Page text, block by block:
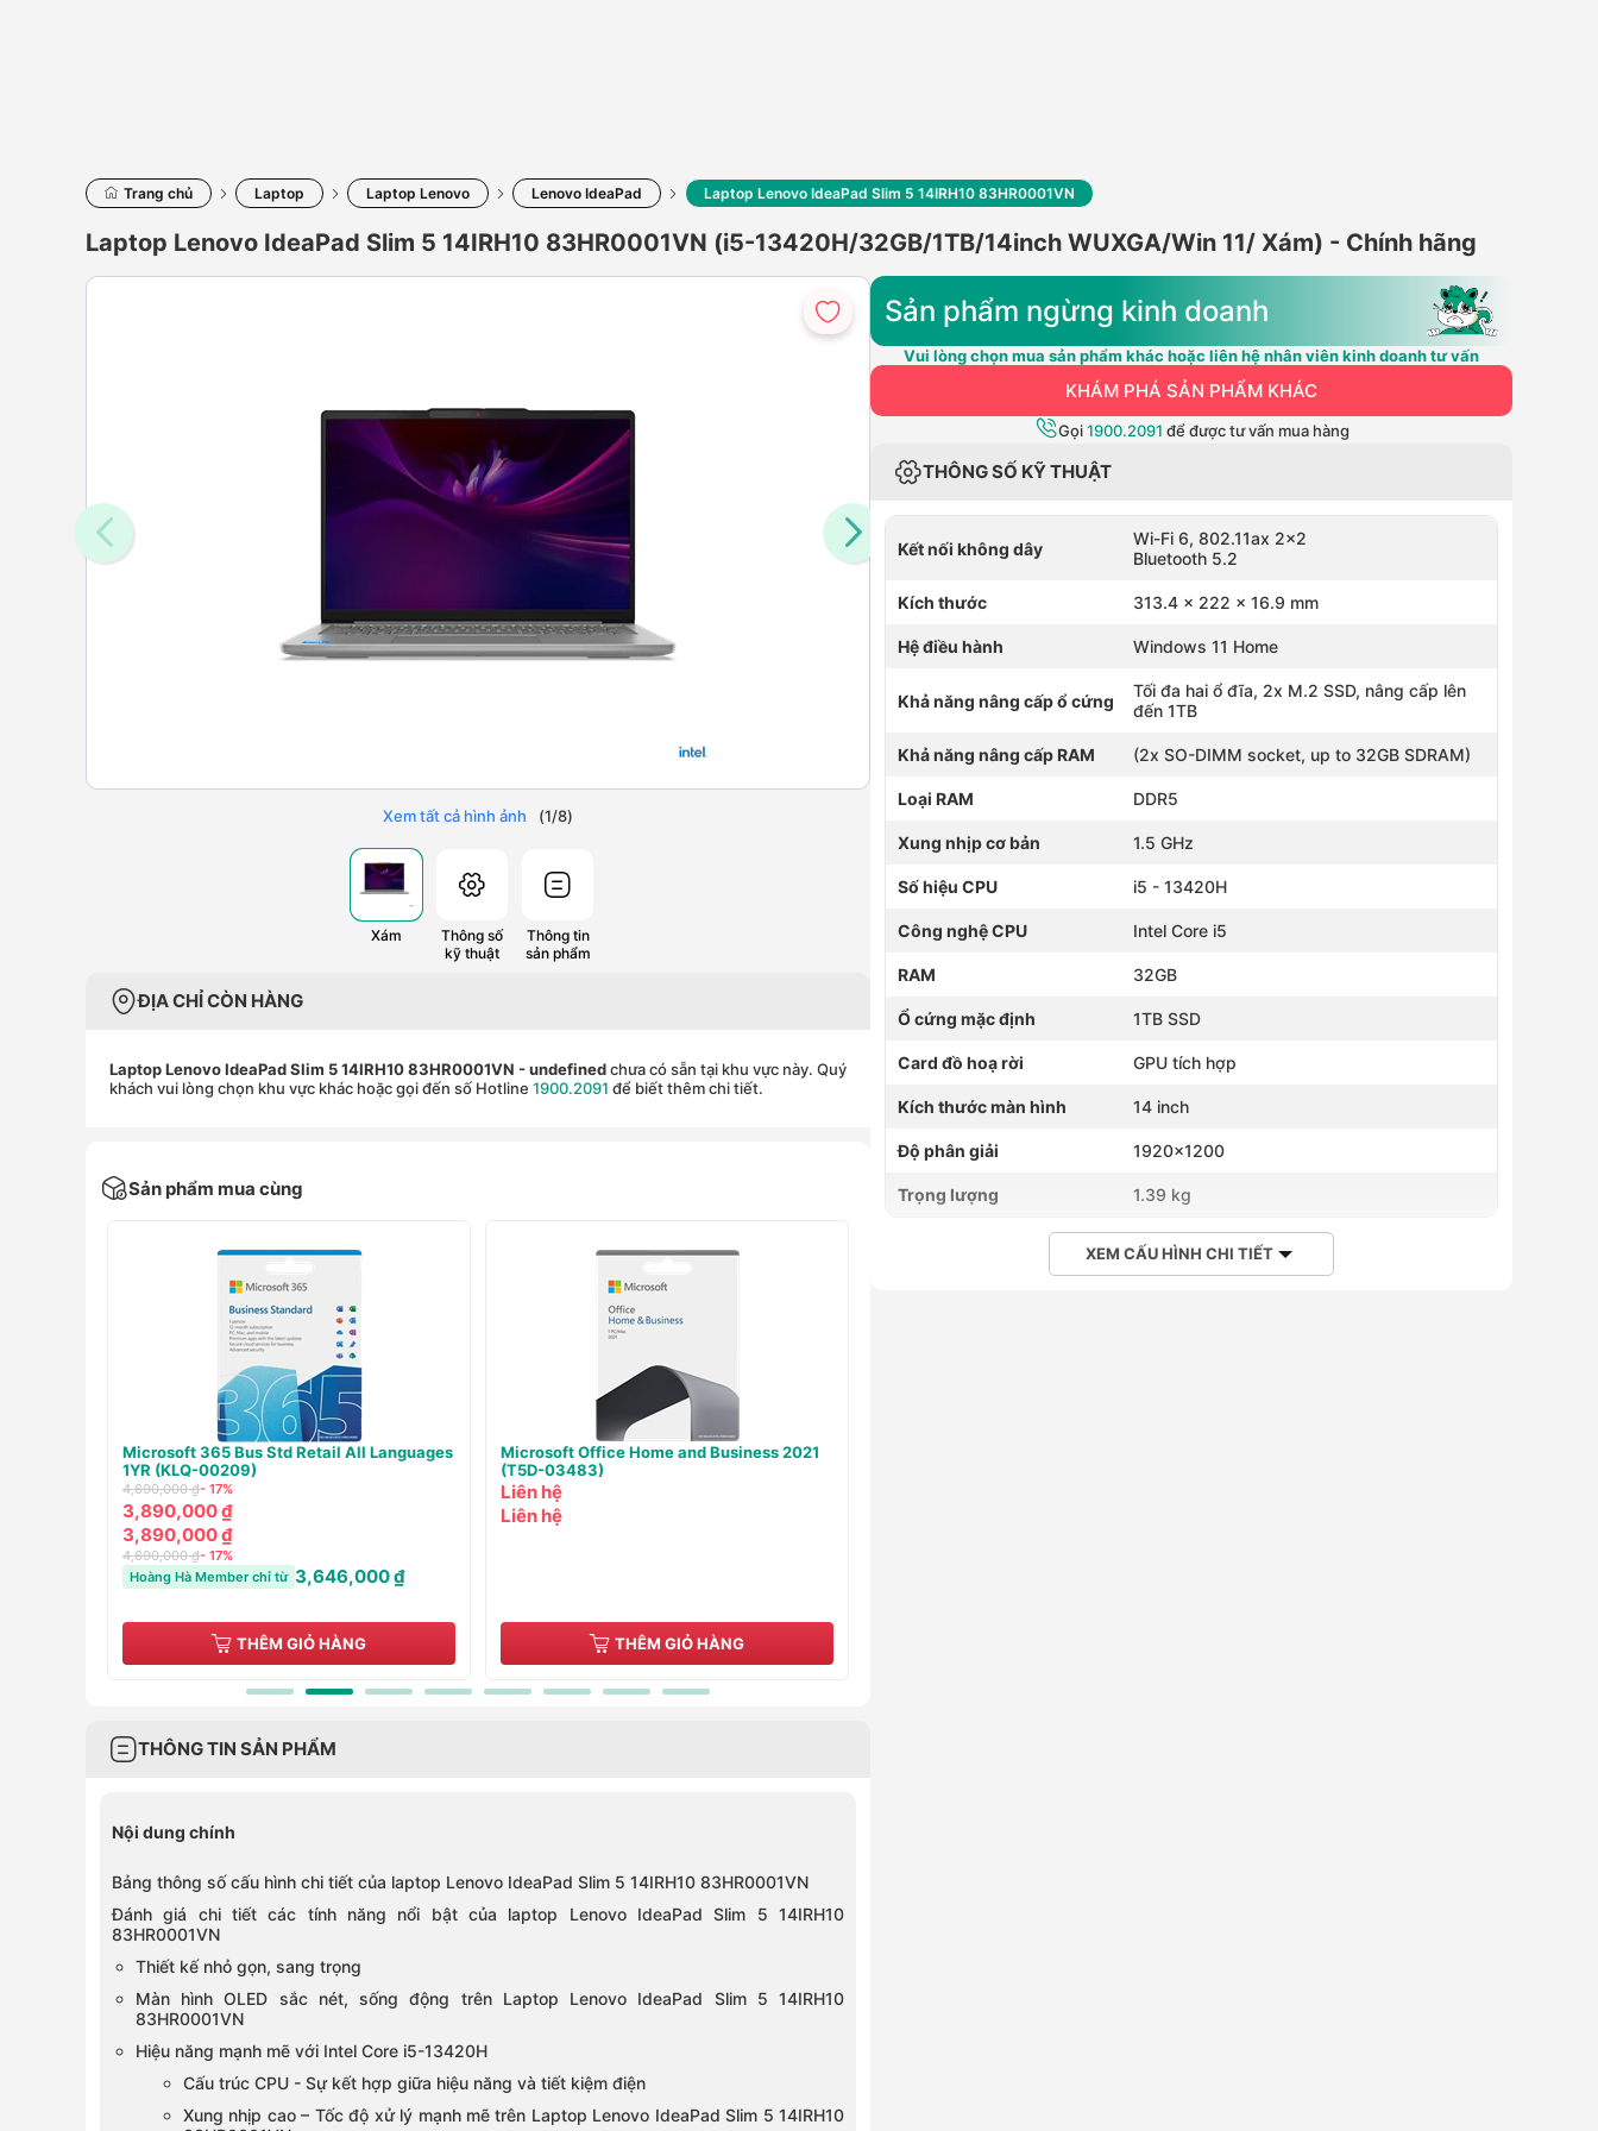
Trang chủ Laptop Laptop Lenovo Lenovo IdeaPad Laptop Lenovo IdeaPad Slim 5 14IRH10 83HR0001VN
Laptop Lenovo IdeaPad Slim 5 14IRH10 83HR0001VN (i5-13420H/32GB/1TB/14inch WUXGA/Win 11/ Xám) - Chính hãng
Xem tất cả hình ảnh (1/8)
Xám
Thông số
kỹ thuật
Thông tin
sản phẩm
ĐỊA CHỈ CÒN HÀNG
Laptop Lenovo IdeaPad Slim 5 14IRH10 83HR0001VN - undefinedchưa có sẵn tại khu vực này. Quý
khách vui lòng chọn khu vực khác hoặc gọi đến số Hotline 1900.2091 để biết thêm chi tiết.
Sản phẩm mua cùng
Microsoft Office Professional 2021 Online
(269-17185)
12,499,000 ₫- 24%
9,490,000 ₫
9,490,000 ₫
12,499,000 ₫- 24%
Hoàng Hà Member chỉ từ 9,080,000 ₫
THÊM GIỎ HÀNG
Microsoft Windows Home 11 64bit All Lng
(KW9-00664)
4,690,000 ₫
3,290,000 ₫
THÊM GIỎ HÀNG
THÔNG TIN SẢN PHẨM
Nội dung chính
Bảng thông số cấu hình chi tiết của laptop Lenovo IdeaPad Slim 5 14IRH10 83HR0001VN
Đánh giá chi tiết các tính năng nổi bật của laptop Lenovo IdeaPad Slim 5 14IRH10
83HR0001VN
Thiết kế nhỏ gọn, sang trọng
Màn hình OLED sắc nét, sống động trên Laptop Lenovo IdeaPad Slim 5 14IRH10
83HR0001VN
Hiệu năng mạnh mẽ với Intel Core i5-13420H
Cấu trúc CPU - Sự kết hợp giữa hiệu năng và tiết kiệm điện
Xung nhịp cao – Tốc độ xử lý mạnh mẽ trên Laptop Lenovo IdeaPad Slim 5 14IRH10
Sản phẩm ngừng kinh doanh
Vui lòng chọn mua sản phẩm khác hoặc liên hệ nhân viên kinh doanh tư vấn
KHÁM PHÁ SẢN PHẨM KHÁC
Gọi1900.2091 để được tư vấn mua hàng
THÔNG SỐ KỸ THUẬT
Kết nối không dây
Wi-Fi 6, 802.11ax 2x2
Bluetooth 5.2
Kích thước 313.4 x 222 x 16.9 mm
Hệ điều hành Windows 11 Home
Khả năng nâng cấp ổ cứng
Tối đa hai ổ đĩa, 2x M.2 SSD, nâng cấp lên
đến 1TB
Khả năng nâng cấp RAM (2x SO-DIMM socket, up to 32GB SDRAM)
Loại RAM DDR5
Xung nhịp cơ bản 1.5 GHz
Số hiệu CPU i5 - 13420H
Công nghệ CPU Intel Core i5
RAM 32GB
Ổ cứng mặc định 1TB SSD
Card đồ hoạ rời GPU tích hợp
Kích thước màn hình 14 inch
Độ phân giải 1920x1200
Trọng lượng 1.39 kg
XEM CẤU HÌNH CHI TIẾT